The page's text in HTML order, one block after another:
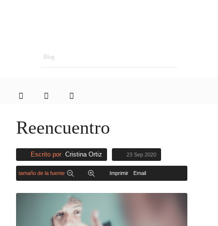
Blog
Reencuentro
Escrito por Cristina Ortiz 23 Sep 2020
tamaño de la fuente Imprimir Email